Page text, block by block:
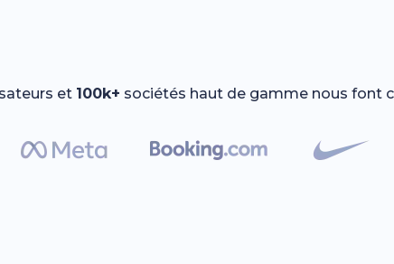
et 100k+ sociétés haut de gamme nous font